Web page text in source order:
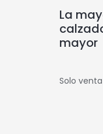
La
mayor
Solo